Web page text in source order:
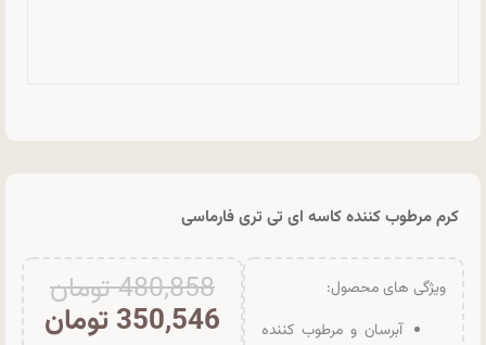
کرم مرطوب کننده کاسه ای تی تری فارماسی
ویژگی های محصول:
آبرسان و مرطوب کننده
480,858تومان
350,546 تومان